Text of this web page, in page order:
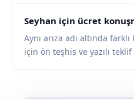
Seyhan için ücret
Aynı arıza adı altında
için ön teşhis ve yazılı teklif